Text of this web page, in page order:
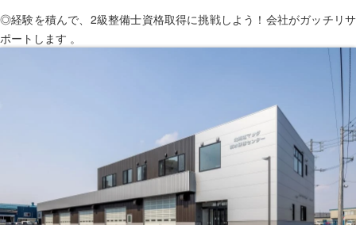
◎経験を積んで、2級整備士資格取得に挑戦しよう！会社がガッチリサ
ポートします 。